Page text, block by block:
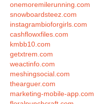
onemoremilerunning.com
snowboardsteez.com
instagrambioforgirls.com
cashflowxfiles.com
kmbb10.com
getxtrem.com
weactinfo.com
meshingsocial.com
thearguer.com
marketing-mobile-app.com